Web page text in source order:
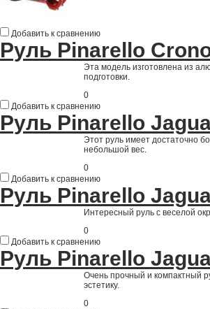
Добавить к сравнению
Руль Pinarello
Эта модель изготовлена из
подготовки.
0
Добавить к сравнению
Руль Pinarello
Этот руль имеет достаточно
небольшой вес.
0
Добавить к сравнению
Руль Pinarello
Интересный руль с веселой
0
Добавить к сравнению
Руль Pinarello
Очень прочный и компактный
эстетику.
0